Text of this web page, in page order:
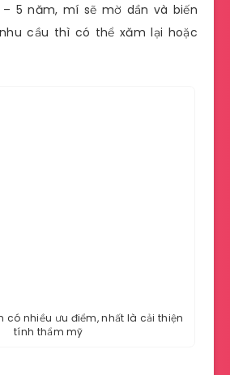
5 năm, mí sẽ mờ dần và biến
cầu thì có thể xăm lại hoặc
có nhiều ưu điểm, nhất là cải thiện
tính thẩm mỹ